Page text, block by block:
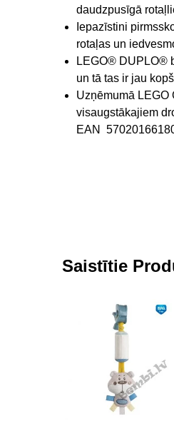
daudzpusīgā
Iepazīstini
rotaļas un
LEGO® DUPLO®
un tā tas ir jau
Uzņēmumā LEGO
visaugstākajiem
EAN
Saistītie